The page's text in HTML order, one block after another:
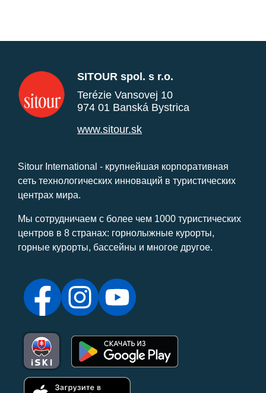
SITOUR spol. s r.o.
Terézie Vansovej 10
974 01 Banská Bystrica
www.sitour.sk
Sitour International - крупнейшая корпоративная
сеть технологических инноваций в туристических
центрах мира.
Мы сотрудничаем с более чем 1000 туристических
центров в 8 странах: горнолыжные курорты,
горные курорты, бассейны и многое другое.